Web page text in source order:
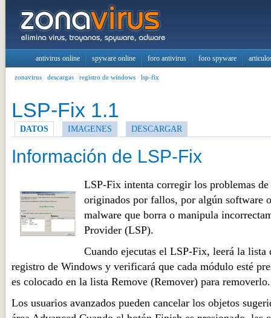
antivirus online spyware online foro antivirus foro spyware
zonavirus / descargas / registro de windows / lsp-fix
LSP-Fix 1.1
DATOS IMAGENES DESCARGAR
Información de LSP-Fix
LSP-Fix intenta corregir los problemas
originados por fallos, por algún software
malware que borra o manipula
Provider (LSP).
Cuando ejecutas el LSP-Fix, leerá la lista
registro de Windows y verificará que cada módulo esté
es colocado en la lista Remove (Remover) para removerlo.
Los usuarios avanzados pueden cancelar los objetos